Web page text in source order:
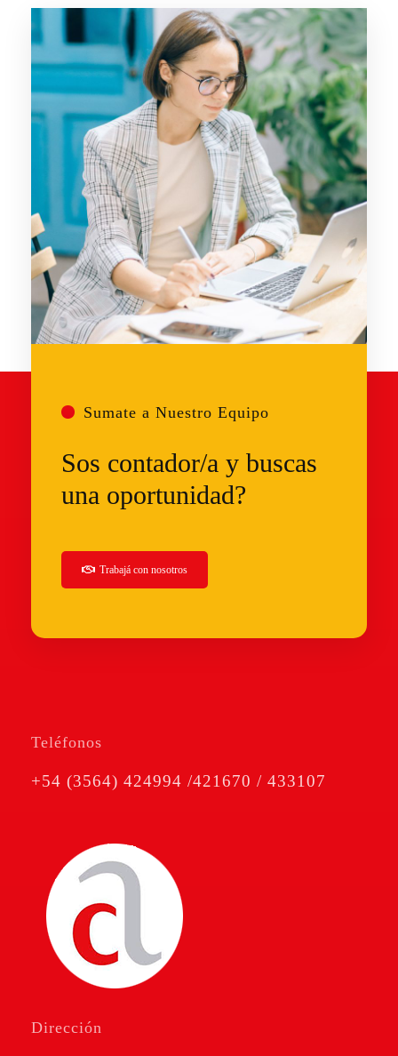
Sumate a Nuestro Equipo
Sos contador/a y buscas
una oportunidad?
Trabajácon nosotros
Teléfonos
+54 (3564) 424994 /421670 / 433107
Dirección